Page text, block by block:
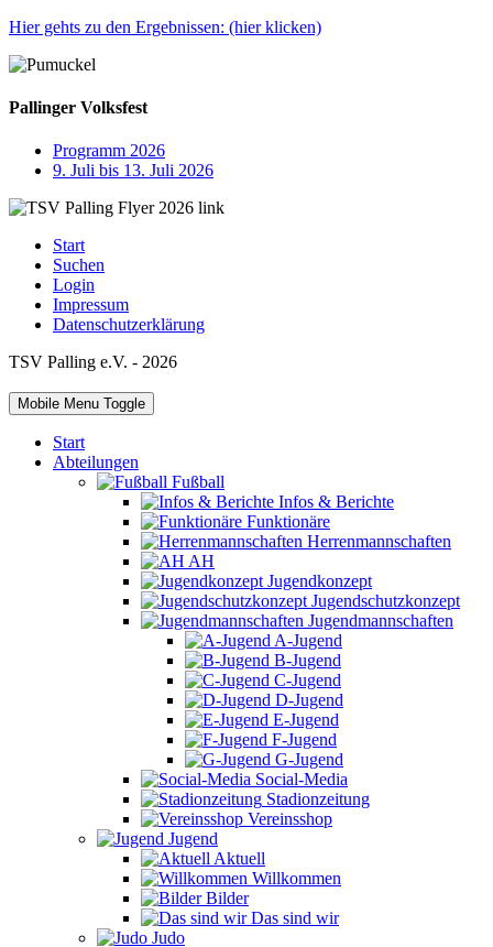
Hier gehts zu den Ergebnissen: (hier klicken)
Pallinger Volksfest
Programm 2026
9. Juli bis 13. Juli 2026
Start
Suchen
Login
Impressum
Datenschutzerklärung
TSV Palling e.V. - 2026
Mobile Menu Toggle
Start
Abteilungen
Fußball
Infos & Berichte
Funktionäre
Herrenmannschaften
AH
Jugendkonzept
Jugendschutzkonzept
Jugendmannschaften
A-Jugend
B-Jugend
C-Jugend
D-Jugend
E-Jugend
F-Jugend
G-Jugend
Social-Media
Stadionzeitung
Vereinsshop
Jugend
Aktuell
Willkommen
Bilder
Das sind wir
Judo